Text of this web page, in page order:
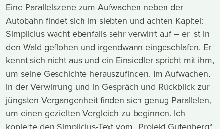
Eine Parallelszene zum Aufwachen neben der
Autobahn findet sich im siebten und achten Kapitel:
Simplicius wacht ebenfalls sehr verwirrt auf – er ist in
den Wald geflohen und irgendwann eingeschlafen. Er
kennt sich nicht aus und ein Einsiedler spricht mit ihm,
um seine Geschichte herauszufinden. Im Aufwachen,
in der Verwirrung und in Gespräch und Rückblick zur
jüngsten Vergangenheit finden sich genug Parallelen,
um einen gezielten Vergleich zu beginnen. Ich
kopierte den Simplicius-Text vom „Projekt Gutenberg“